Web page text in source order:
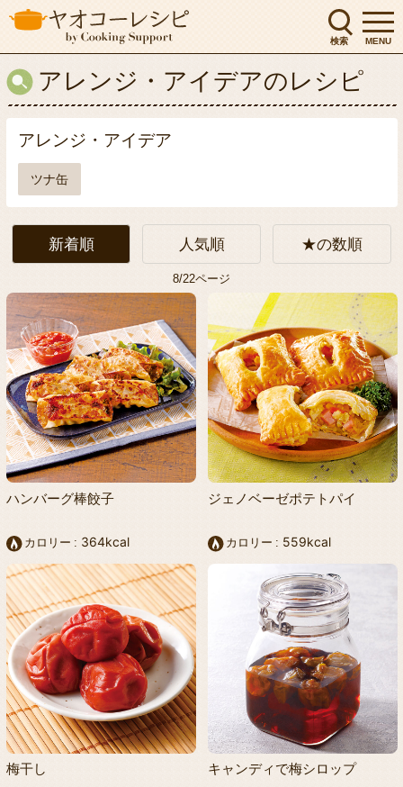
検索 MENU
アレンジ・アイデアのレシピ
アレンジ・アイデア
ツナ缶
新着順 人気順 ★の数順
8/22ページ
ハンバーグ棒餃子
カロリー 364kcal
ジェノベーゼポテトパイ
カロリー 559kcal
梅干し キャンディで梅シロップ